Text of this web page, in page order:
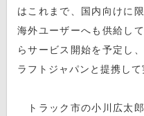
はこれまで、国内向けに
海外ユーザーへも供給し
らサービス開始を予定し
ラフトジャパンと提携して
トラック市の小川広太